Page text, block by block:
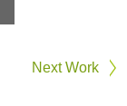
Next Work